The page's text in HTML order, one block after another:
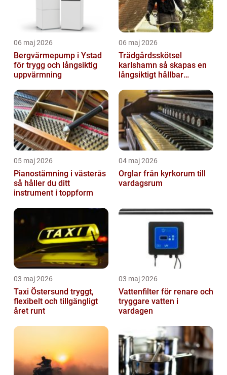
06 maj 2026
Bergvärmepump i Ystad
för trygg och långsiktig
uppvärmning
06 maj 2026
Trädgårdsskötsel
karlshamn så skapas en
långsiktigt hållbar
05 maj 2026
Pianostämning i västerås
så håller du ditt
instrument i toppform
04 maj 2026
Orglar från kyrkorum till
vardagsrum
03 maj 2026
Taxi Östersund tryggt,
flexibelt och tillgängligt
året runt
03 maj 2026
Vattenfilter för renare och
tryggare vatten i
vardagen